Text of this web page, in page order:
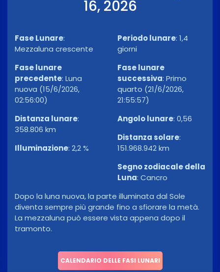
16, 2026
Fase Lunare:
Mezzaluna crescente
Fase lunare
precedente: Luna
nuova (15/6/2026,
02:56:00)
Distanza lunare:
358.806 km
Illuminazione: 2,2 %
Periodo lunare: 1,4
giorni
Fase lunare
successiva: Primo
quarto (21/6/2026,
21:55:57)
Angolo lunare: 0,56
Distanza solare:
151.968.942 km
Segno zodiacale della
Luna: Cancro
Dopo la luna nuova, la parte illuminata dal Sole
diventa sempre più grande fino a sfiorare la metà.
La mezzaluna può essere vista appena dopo il
tramonto.
CALENDARIO DELLE FASI LUNARI